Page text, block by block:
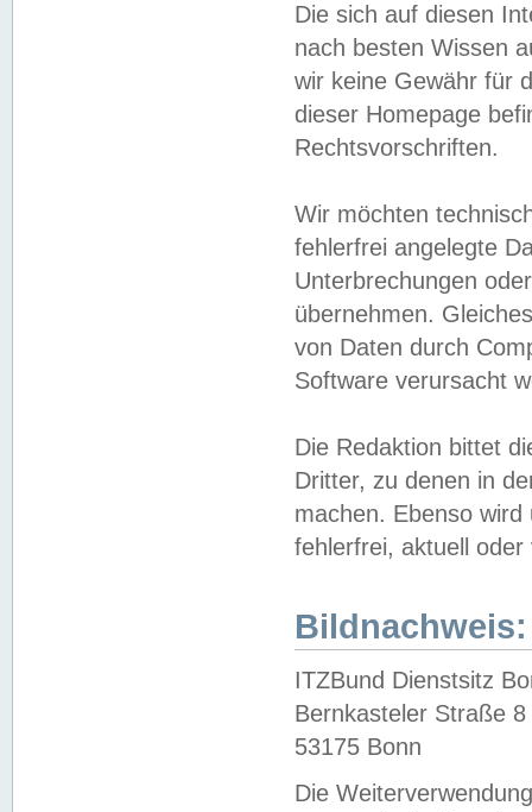
Die sich auf diesen
nach besten Wissen
wir keine Gewähr für
dieser Homepage
Rechtsvorschriften.
Wir möchten
fehlerfrei angelegte
Unterbrechungen
übernehmen.
von Daten durch
Software verursacht
Die Redaktion bittet
Dritter, zu denen in
machen. Ebenso
fehlerfrei, aktuell oder
Bildnachweis:
ITZBund Dienstsitz
Bernkasteler Straße 8
53175 Bonn
Die